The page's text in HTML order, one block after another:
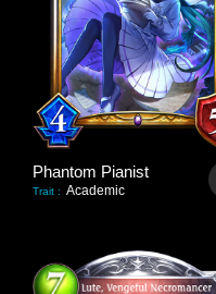
Phantom Pianist
Trait : Academic